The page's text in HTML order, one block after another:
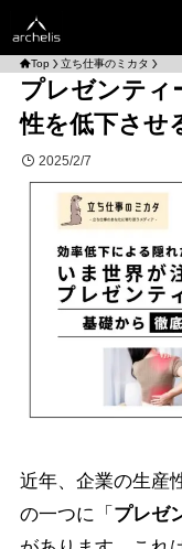
Top 立ち仕事のミカタ
プレゼンティ
性を低下させ
2025/2/7
近年、企業の生産
の一つに「 プレゼ